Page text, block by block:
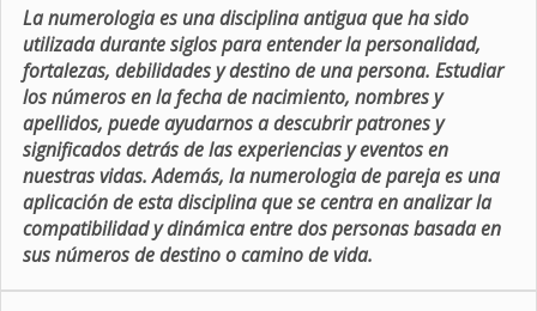
La numerologia es una disciplina antigua que ha sido
utilizada durante siglos para entender la personalidad,
fortalezas, debilidades y destino de una persona. Estudiar
los números en la fecha de nacimiento, nombres y
apellidos, puede ayudarnos a descubrir patrones y
significados detrás de las experiencias y eventos en
nuestras vidas. Además, la numerologia de pareja es una
aplicación de esta disciplina que se centra en analizar la
compatibilidad y dinámica entre dos personas basada en
sus números de destino o camino de vida.